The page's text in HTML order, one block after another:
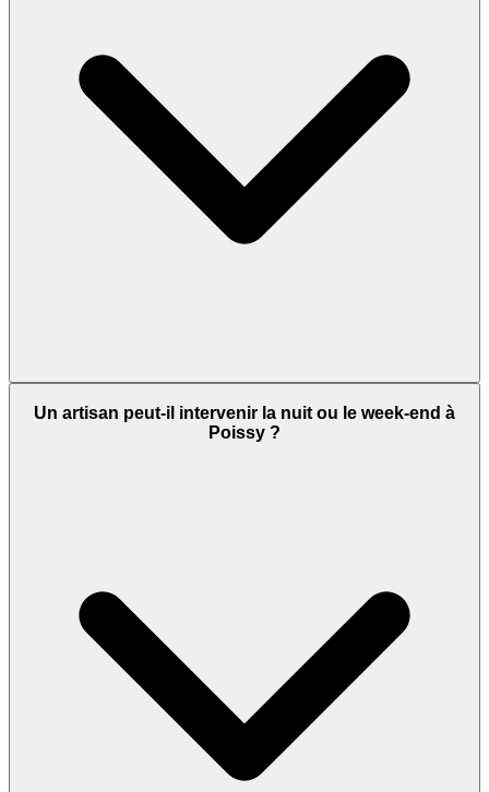
Un artisan peut-il intervenir la nuit ou le week-end à
Poissy ?